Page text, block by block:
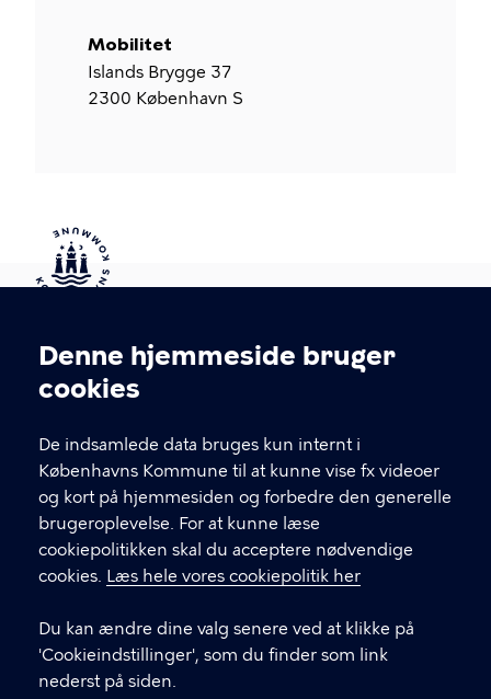
Cookieindstillinger
Denne hjemmeside bruger
cookies
De indsamlede data bruges kun internt i
Københavns Kommune til at kunne vise fx videoer
og kort på hjemmesiden og forbedre den generelle
brugeroplevelse. For at kunne læse
cookiepolitikken skal du acceptere nødvendige
cookies. Læs hele vores cookiepolitik her
Du kan ændre dine valg senere ved at klikke på
'Cookieindstillinger', som du finder som link
nederst på siden.
Mobilitet
Islands Brygge 37
2300 København S
Kontakt Københavns Kommune
T
fFind andre kontakter her
CVR-nummer64942212
GENVEJE
Digital Post
Databeskyttelse